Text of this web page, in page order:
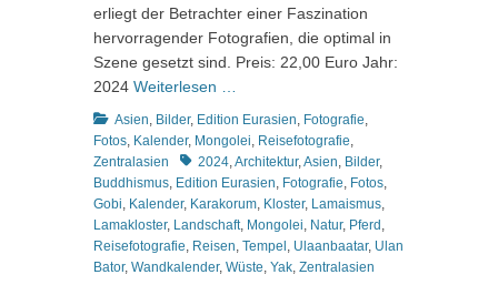
erliegt der Betrachter einer Faszination
hervorragender Fotografien, die optimal in
Szene gesetzt sind. Preis: 22,00 Euro Jahr:
2024 Weiterlesen …
Kategorien
Asien, Bilder, Edition Eurasien, Fotografie,
Fotos, Kalender, Mongolei, Reisefotografie,
Zentralasien
Schlagworte
2024,Architektur,Asien, Bilder,
Buddhismus, Edition Eurasien, Fotografie, Fotos,
Gobi, Kalender, Karakorum, Kloster, Lamaismus,
Lamakloster, Landschaft, Mongolei, Natur, Pferd ,
Reisefotografie, Reisen, Tempel , Ulaanbaatar, Ulan
Bator, Wandkalender, Wüste, Yak, Zentralasien